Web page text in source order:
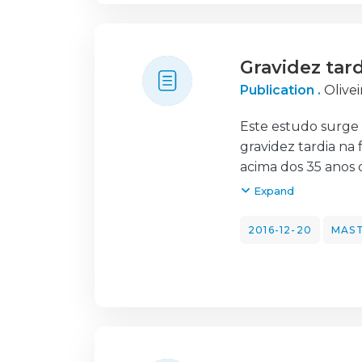
Gravidez
Publication .
Este estudo surge
gravidez tardia na
acima dos 35
Lopes, 2008).
últimos filhos.
idades
com idades entre
Expand
2016-12-20